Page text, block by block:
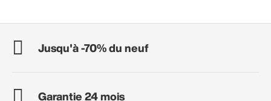
Jusqu'à -70% du neuf
Garantie 24 mois